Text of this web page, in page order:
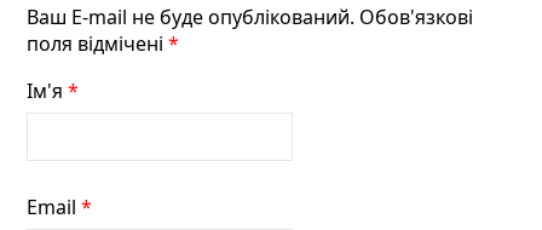
Ваш E-mail не буде опублікований. Обов'язкові
поля відмічені*
Ім'я*
Email*